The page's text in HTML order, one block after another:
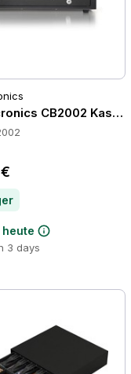
Kassenschubladen
CB2002
3 days